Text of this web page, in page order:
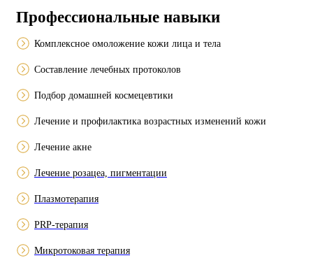
Профессиональные навыки
Комплексное омоложение кожи лица и тела
Cоставление лечебных протоколов
Подбор домашней космецевтики
Лечение и профилактика возрастных изменений кожи
Лечение акне
Лечение розацеа, пигментации
Плазмотерапия
PRP-терапия
Микротоковая терапия